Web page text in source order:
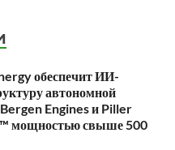
обеспечит ИИ-
автономной
Bergen Engines и Piller
мощностью свыше 500